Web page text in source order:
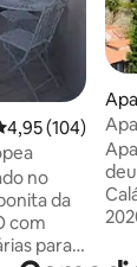
de uma
4,95 (104)
no
da
para
bo